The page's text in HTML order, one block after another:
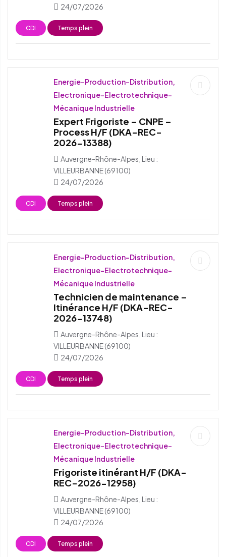
24/07/2026
CDI Temps plein
Energie-Production-Distribution,
Electronique-Electrotechnique-
Mécanique Industrielle
Expert Frigoriste – CNPE –
Process H/F (DKA-REC-
2026-13388)
Auvergne-Rhône-Alpes, Lieu :
VILLEURBANNE (69100)
24/07/2026
CDI Temps plein
Energie-Production-Distribution,
Electronique-Electrotechnique-
Mécanique Industrielle
Technicien de maintenance –
Itinérance H/F (DKA-REC-
2026-13748)
Auvergne-Rhône-Alpes, Lieu :
VILLEURBANNE (69100)
24/07/2026
CDI Temps plein
Energie-Production-Distribution,
Electronique-Electrotechnique-
Mécanique Industrielle
Frigoriste itinérant H/F (DKA-
REC-2026-12958)
Auvergne-Rhône-Alpes, Lieu :
VILLEURBANNE (69100)
24/07/2026
CDI Temps plein